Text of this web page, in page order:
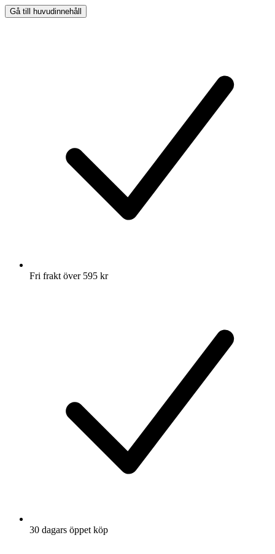
Gå till huvudinnehåll
Fri frakt över 595 kr
30 dagars öppet köp